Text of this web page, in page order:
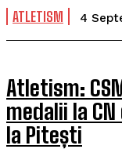
ATLETISM 4
Atletism:
medalii la
la Pitești